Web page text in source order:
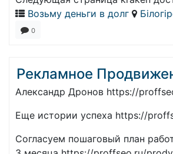
Возьму деньги в долг
0
Рекламное
Александр Дронов https://
Еще истории успеха https://
Согласуем пошаговый план